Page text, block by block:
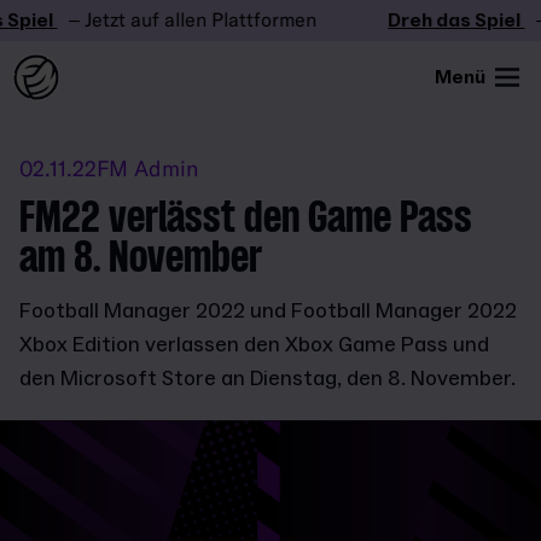
– Jetzt auf allen Plattformen Dreh das Spiel
Menü
02.11.22FM Admin
FM22 verlässt den Game Pass
am 8. November
Football Manager 2022 und Football Manager 2022
Xbox Edition verlassen den Xbox Game Pass und
den Microsoft Store an Dienstag, den 8. November.